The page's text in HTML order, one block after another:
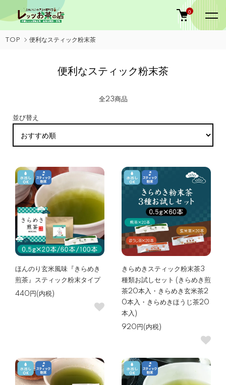
0
TOP 便利なスティック粉末茶
便利なスティック粉末茶
全23商品
並び替え
ほんのり玄米風味『きらめき
煎茶』スティック粉末タイプ
440円(内税)
きらめきスティック粉末茶3
種類お試しセット (きらめき煎
茶20本入・きらめき玄米茶2
0本入・きらめきほうじ茶20
本入)
920円(内税)